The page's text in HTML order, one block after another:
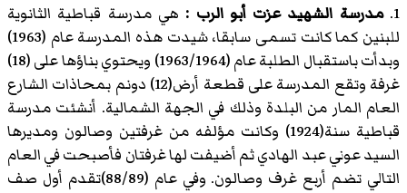
1. مدرسة الشهيد عزت أبو الرب : هي مدرسة قباطية الثانوية
للبنين كما كانت تسمى سابقا، شيدت هذه المدرسة عام (1963)
وبدأت باستقبال الطلبة عام (1963/1964) ويحتوي بناؤها على (18)
غرفة وتقع المدرسة على قطعة أرض(12) دونم بمحاذات الشارع
العام المار من البلدة وذلك في الجهة الشمالية. أنشئت مدرسة
قباطية سنة(1924) وكانت مؤلفه من غرفتين وصالون ومديرها
السيد عوني عبد الهادي ثم أضيفت لها غرفتان فأصبحت في العام
التالي تضم أربع غرف وصالون. وفي عام (88/89)تقدم أول صف